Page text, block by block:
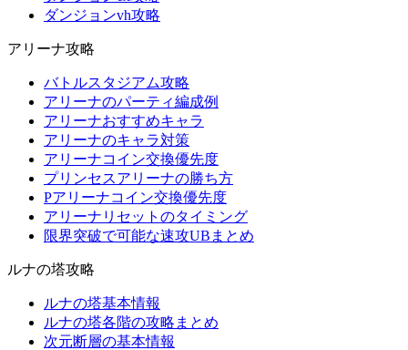
ダンジョンvh攻略
アリーナ攻略
バトルスタジアム攻略
アリーナのパーティ編成例
アリーナおすすめキャラ
アリーナのキャラ対策
アリーナコイン交換優先度
プリンセスアリーナの勝ち方
Pアリーナコイン交換優先度
アリーナリセットのタイミング
限界突破で可能な速攻UBまとめ
ルナの塔攻略
ルナの塔基本情報
ルナの塔各階の攻略まとめ
次元断層の基本情報